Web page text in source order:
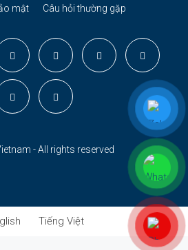
mật
Câu hỏi thường gặp
- All rights reserved
Tiếng Việt